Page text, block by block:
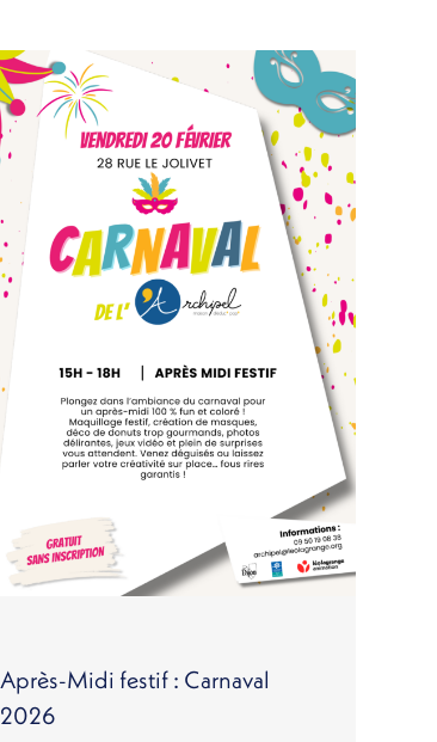
Après-Midi festif : Carnaval
2026